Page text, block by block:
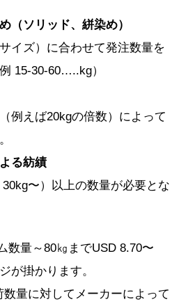
（ソリッド、絣染め）
イズ）に合わせて発注数量を
15-30-60…..kg）
例えば20kgの倍数）によって
る紡績
〜）以上の数量が必要とな
数量～80㎏までUSD 8.70〜
が掛かります。
数量に対してメーカーによって